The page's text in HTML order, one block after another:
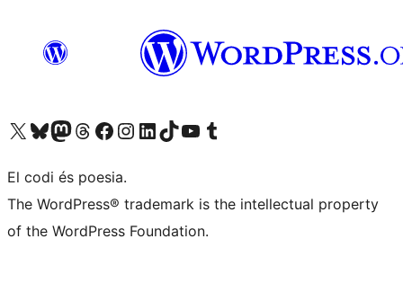
Visiteu el nostre compte X (abans Twitter)
Visiteu el nostre compte de Bluesky
Visiteu el nostre compte al Mastodon
Visiteu el nostre compte de Threads
Visiteu la nostra pàgina al Facebook
Visiteu el nostre compte d'Instagram
Visiteu el nostre compte de LinkedIn
Visiteu el nostre compte de TikTok
Visiteu el nostre canal al YouTube
Visiteu el nostre compte de Tumblr
El codi és poesia.
The WordPress® trademark is the intellectual property
of the WordPress Foundation.